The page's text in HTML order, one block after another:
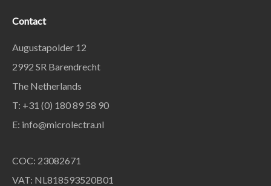
Contact
Augustapolder 12
2992 SR Barendrecht
The Netherlands
T: +31 (0) 180 89 58 90
E: info@microlectra.nl
COC: 23082671
VAT: NL818593520B01